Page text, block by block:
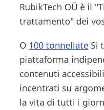
RubikTech OÜ è il
trattamento" dei
O 100 tonnellate Si
piattaforma
contenuti
incentrati su
la vita di tutti i